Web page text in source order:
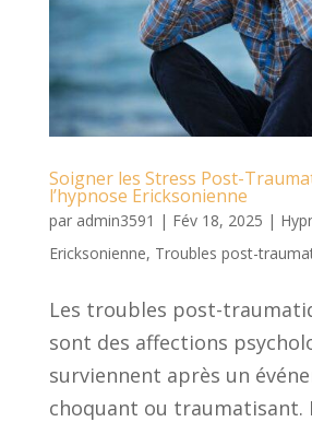
Soigner les Stress Post-
l’hypnose Ericksonienne
par admin3591 | Fév 18, 2025 |
Ericksonienne, Troubles post-
Les troubles post-
sont des affections
surviennent après un
choquant ou traumatisant.